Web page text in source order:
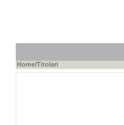
Home/Titolari